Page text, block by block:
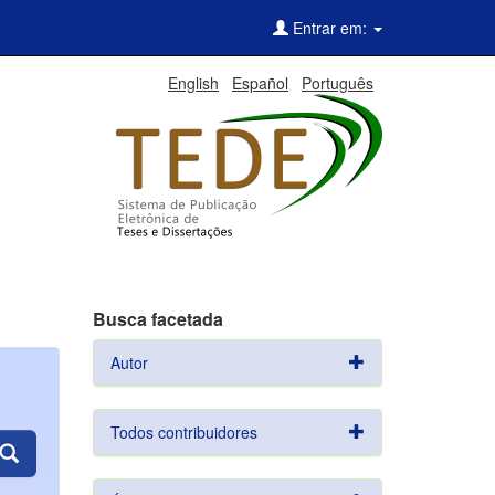
Entrar em:
English Español Português
Busca facetada
Autor
Todos contribuidores